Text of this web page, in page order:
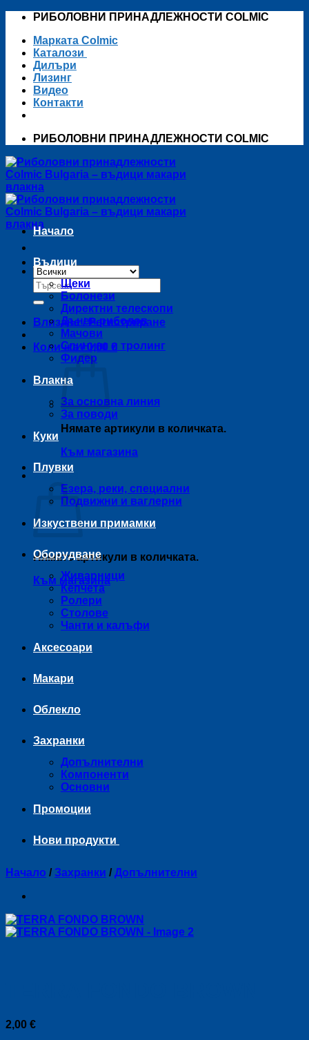
Skip
content
РИБОЛОВНИ ПРИНАДЛЕЖНОСТИ COLMIC
Марката Colmic
Каталози
Дилъри
Лизинг
Видео
Контакти
РИБОЛОВНИ ПРИНАДЛЕЖНОСТИ COLMIC
Търсене
за:
Влизане / Регистриране
Количка /0,00 €
Нямате артикули в количката.
Към магазина
Количка
Нямате артикули в количката.
Към магазина
Начало
Въдици
Щеки
Болонези
Директни телескопи
Дънен риболов
Мачови
Спининг и тролинг
Фидер
Влакна
За основна линия
За поводи
Куки
Плувки
Езера, реки, специални
Подвижни и ваглерни
Изкуствени примамки
Оборудване
Живарници
Кепчета
Ролери
Столове
Чанти и калъфи
Аксесоари
Макари
Облекло
Захранки
Допълнителни
Компоненти
Основни
Промоции
Нови продукти
Начало / Захранки / Допълнителни
2,00 €